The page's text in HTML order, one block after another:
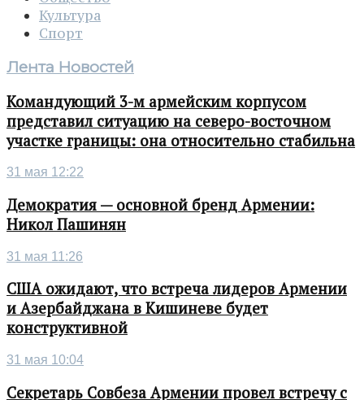
Культура
Спорт
Лента Новостей
Командующий 3-м армейским корпусом
представил ситуацию на северо-восточном
участке границы: она относительно стабильна
31 мая 12:22
Демократия — основной бренд Армении:
Никол Пашинян
31 мая 11:26
США ожидают, что встреча лидеров Армении
и Азербайджана в Кишиневе будет
конструктивной
31 мая 10:04
Секретарь Совбеза Армении провел встречу с